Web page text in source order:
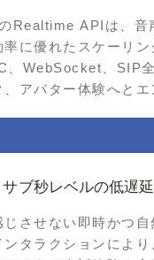
Realtime APIは、音
率に優れたスケーリ
、WebSocket、SIP
、アバター体験へと
サブ秒レベルの低遅延
じさせない即時かつ自
ンタラクションにより